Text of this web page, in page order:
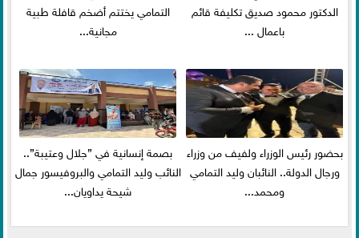
الدكتور محمود صديق تكليفة قائم
باعمال ...
التمامي يختتم أضخم قافلة طبية
مجانية...
بحضور رئيس الوزراء ولفيف من وزراء
ورجال الدولة.. النائبان وليد التمامي
ومحمد...
بصمة إنسانية في ”جلال وعتيبة”..
النائب وليد التمامي والبروفيسور جمال
شيحة يداويان...